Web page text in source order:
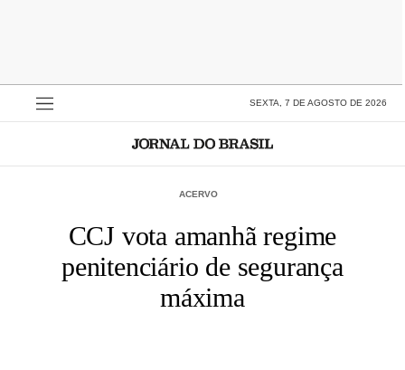
SEXTA, 7 DE AGOSTO DE 2026
ACERVO
CCJ vota amanhã regime
penitenciário de segurança
máxima